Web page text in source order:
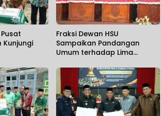
Kunjungi
Fraksi Dewan HSU
Sampaikan Pandangan
Umum terhadap Lima